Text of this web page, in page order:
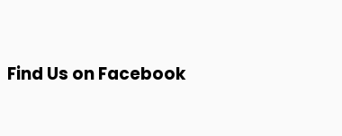
Find Us on Facebook